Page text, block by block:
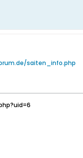
saiten_info.php